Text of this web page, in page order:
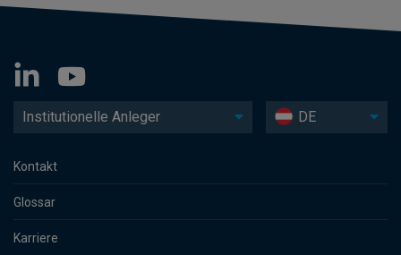
Institutionelle Anleger DE
Kontakt
Glossar
Karriere